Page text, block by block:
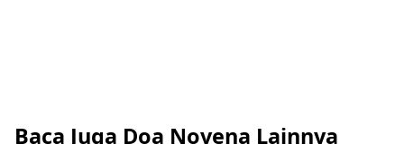
Baca Juga Doa Novena Lainnya